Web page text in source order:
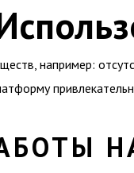
например: